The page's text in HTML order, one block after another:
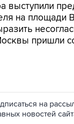
выступили
на площади
пришли
на
новостей